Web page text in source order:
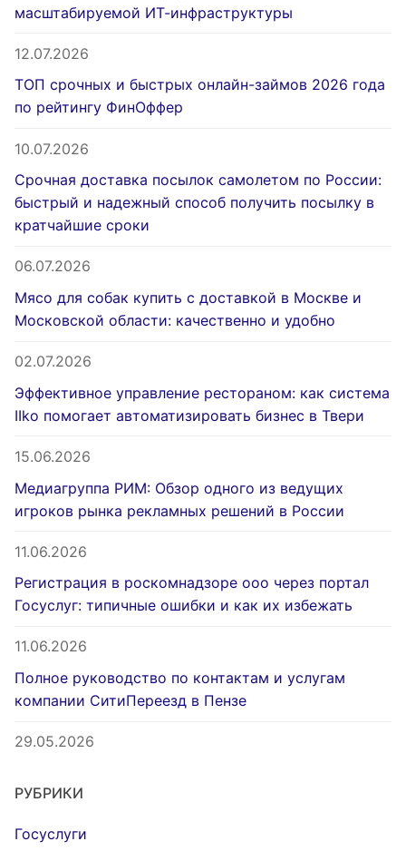
масштабируемой ИТ-инфраструктуры
12.07.2026
ТОП срочных и быстрых онлайн-займов 2026 года
по рейтингу ФинОффер
10.07.2026
Срочная доставка посылок самолетом по России:
быстрый и надежный способ получить посылку в
кратчайшие сроки
06.07.2026
Мясо для собак купить с доставкой в Москве и
Московской области: качественно и удобно
02.07.2026
Эффективное управление рестораном: как система
IIko помогает автоматизировать бизнес в Твери
15.06.2026
Медиагруппа РИМ: Обзор одного из ведущих
игроков рынка рекламных решений в России
11.06.2026
Регистрация в роскомнадзоре ооо через портал
Госуслуг: типичные ошибки и как их избежать
11.06.2026
Полное руководство по контактам и услугам
компании СитиПереезд в Пензе
29.05.2026
РУБРИКИ
Госуслуги